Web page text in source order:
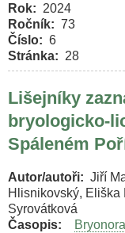
Rok
2024
Ročník
73
Číslo
6
Stránka
28
Lišejníky
bryologicko-
Spáleném
Autor/autoři
Jiří
Hlisnikovský, Eliška
Syrovátková
Časopis
Bryonora